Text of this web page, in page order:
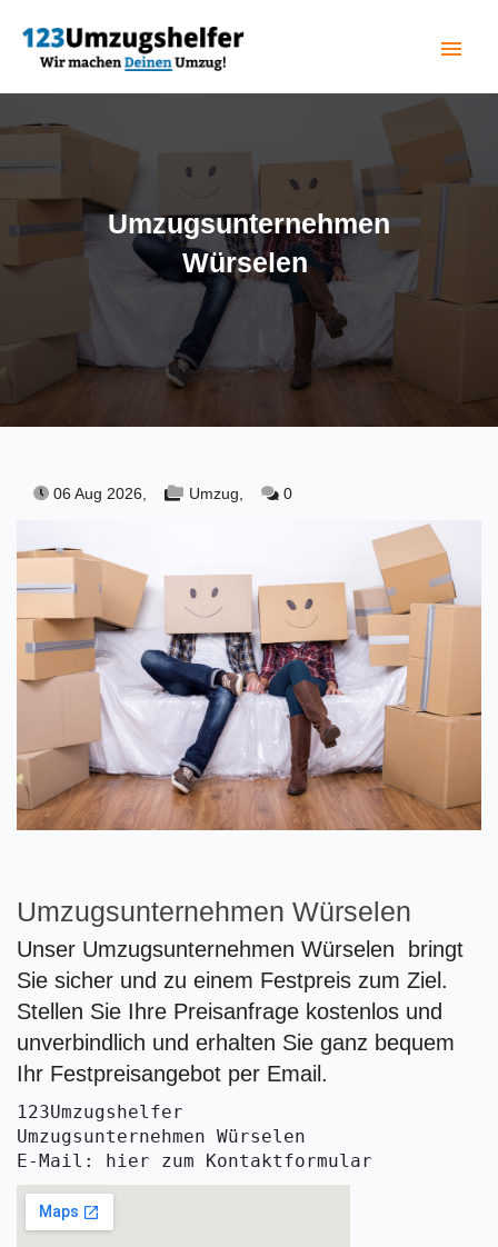
menu
Umzugsunternehmen
Würselen
06 Aug 2026, Umzug, 0
Umzugsunternehmen Würselen
Unser Umzugsunternehmen Würselen bringt
Sie sicher und zu einem Festpreis zum Ziel.
Stellen Sie Ihre Preisanfrage kostenlos und
unverbindlich und erhalten Sie ganz bequem
Ihr Festpreisangebot per Email.
123Umzugshelfer
Umzugsunternehmen Würselen
E-Mail: hier zum Kontaktformular